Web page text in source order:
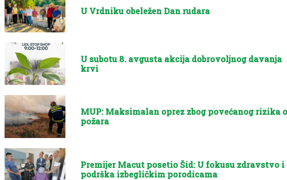
U Vrdniku obeležen Dan rudara
U subotu 8. avgusta akcija dobrovoljnog davanja
krvi
MUP: Maksimalan oprez zbog povećanog rizika
požara
Premijer Macut posetio Šid: U fokusu zdravstvo i
podrška izbegličkim porodicama